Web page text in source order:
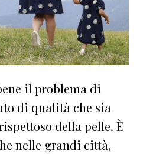
il problema di
di qualità che sia
della pelle. È
nelle grandi città,